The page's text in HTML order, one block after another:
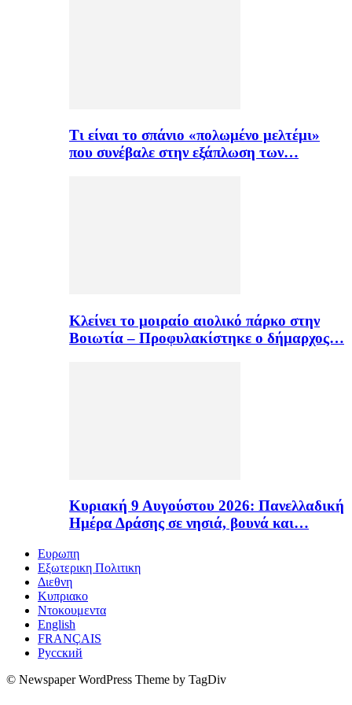
Τι είναι το σπάνιο «πολωμένο μελτέμι»
που συνέβαλε στην εξάπλωση των…
Κλείνει το μοιραίο αιολικό πάρκο στην
Βοιωτία – Προφυλακίστηκε ο δήμαρχος…
Κυριακή 9 Αυγούστου 2026: Πανελλαδική
Ημέρα Δράσης σε νησιά, βουνά και…
Ευρωπη
Εξωτερικη Πολιτικη
Διεθνη
Κυπριακο
Ντοκουμεντα
English
FRANÇAIS
Русский
© Newspaper WordPress Theme by TagDiv